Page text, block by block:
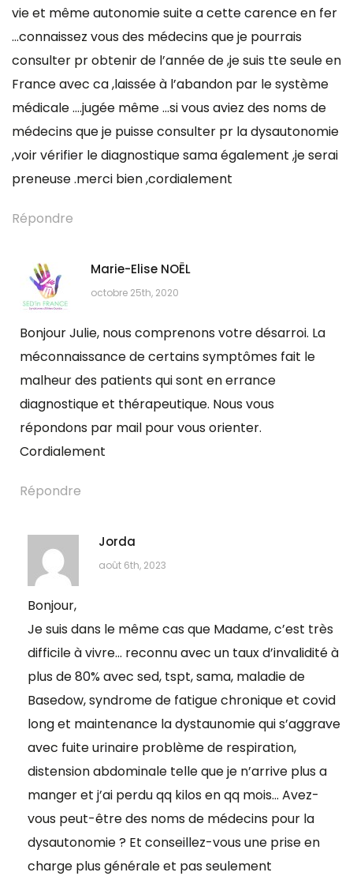
vie et même autonomie suite a cette carence en fer
…connaissez vous des médecins que je pourrais
consulter pr obtenir de l’année de ,je suis tte seule en
France avec ca ,laissée à l’abandon par le système
médicale ….jugée même …si vous aviez des noms de
médecins que je puisse consulter pr la dysautonomie
,voir vérifier le diagnostique sama également ,je serai
preneuse .merci bien ,cordialement
Répondre
Marie-Elise NOËL
octobre 25th, 2020
Bonjour Julie, nous comprenons votre désarroi. La
méconnaissance de certains symptômes fait le
malheur des patients qui sont en errance
diagnostique et thérapeutique. Nous vous
répondons par mail pour vous orienter.
Cordialement
Répondre
Jorda
août 6th, 2023
Bonjour,
Je suis dans le même cas que Madame, c’est très
difficile à vivre… reconnu avec un taux d’invalidité à
plus de 80% avec sed, tspt, sama, maladie de
Basedow, syndrome de fatigue chronique et covid
long et maintenance la dystaunomie qui s’aggrave
avec fuite urinaire problème de respiration,
distension abdominale telle que je n’arrive plus a
manger et j’ai perdu qq kilos en qq mois… Avez-
vous peut-être des noms de médecins pour la
dysautonomie ? Et conseillez-vous une prise en
charge plus générale et pas seulement